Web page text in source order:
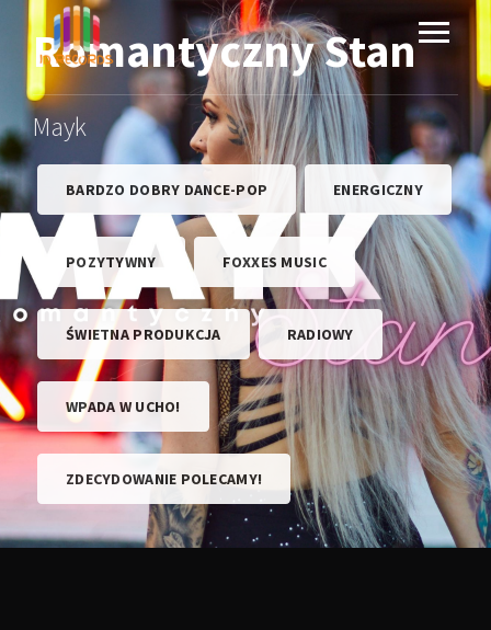
Romantyczny Stan
Mayk
BARDZO DOBRY DANCE-POP ENERGICZNY
POZYTYWNY FOXXES MUSIC
ŚWIETNA PRODUKCJA RADIOWY
WPADA W UCHO!
ZDECYDOWANIE POLECAMY!